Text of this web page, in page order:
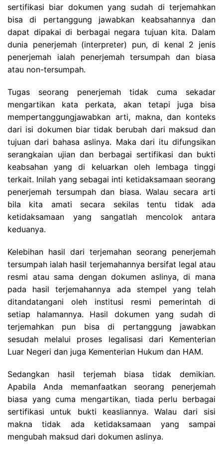
sertifikasi biar dokumen yang sudah di terjemahkan
bisa di pertanggung jawabkan keabsahannya dan
dapat dipakai di berbagai negara tujuan kita. Dalam
dunia penerjemah (interpreter) pun, di kenal 2 jenis
penerjemah ialah penerjemah tersumpah dan biasa
atau non-tersumpah.
Tugas seorang penerjemah tidak cuma sekadar
mengartikan kata perkata, akan tetapi juga bisa
mempertanggungjawabkan arti, makna, dan konteks
dari isi dokumen biar tidak berubah dari maksud dan
tujuan dari bahasa aslinya. Maka dari itu difungsikan
serangkaian ujian dan berbagai sertifikasi dan bukti
keabsahan yang di keluarkan oleh lembaga tinggi
terkait. Inilah yang sebagai inti ketidaksamaan seorang
penerjemah tersumpah dan biasa. Walau secara arti
bila kita amati secara sekilas tentu tidak ada
ketidaksamaan yang sangatlah mencolok antara
keduanya.
Kelebihan hasil dari terjemahan seorang penerjemah
tersumpah ialah hasil terjemahannya bersifat legal atau
resmi atau sama dengan dokumen aslinya, di mana
pada hasil terjemahannya ada stempel yang telah
ditandatangani oleh institusi resmi pemerintah di
setiap halamannya. Hasil dokumen yang sudah di
terjemahkan pun bisa di pertanggung jawabkan
sesudah melalui proses legalisasi dari Kementerian
Luar Negeri dan juga Kementerian Hukum dan HAM.
Sedangkan hasil terjemah biasa tidak demikian.
Apabila Anda memanfaatkan seorang penerjemah
biasa yang cuma mengartikan, tiada perlu berbagai
sertifikasi untuk bukti keasliannya. Walau dari sisi
makna tidak ada ketidaksamaan yang sampai
mengubah maksud dari dokumen aslinya.